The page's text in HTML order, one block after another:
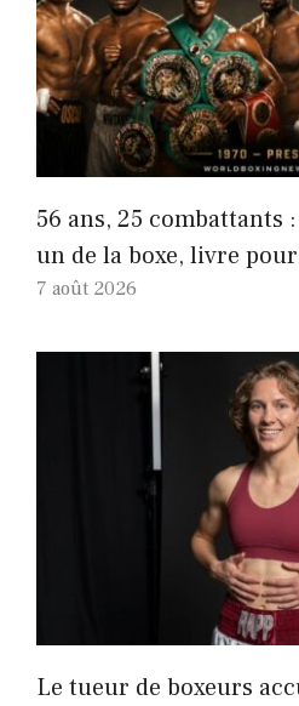
56 ans, 25
un de la boxe, livre
7 août 2026
Le tueur de boxeurs